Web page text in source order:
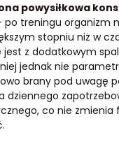
powysiłkowa
po treningu organizm
stopniu niż w
jest z dodatkowym
jednak nie
brany pod uwagę
dziennego
co nie zmienia